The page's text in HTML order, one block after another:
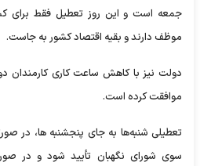
جمعه است و این روز تعطیل فقط برای
موظف دارند و بقیه اقتصاد کشور به جاست.
موافقت کرده است.
تعطیلی شنبه‌ها به جای پنجشنبه ها، در
سوی شورای نگهبان تأیید شود و در